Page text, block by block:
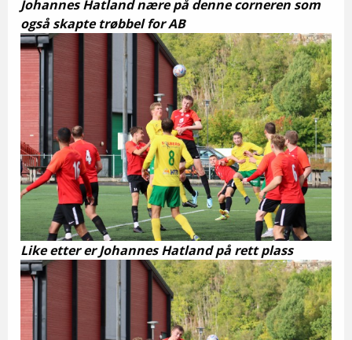
Johannes Hatland nære på denne corneren som
også skapte trøbbel for AB
Like etter er Johannes Hatland på rett plass